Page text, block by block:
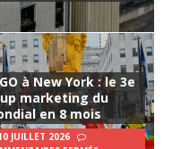
à New York : le 3e
marketing du
en 8 mois
JUILLET 2026